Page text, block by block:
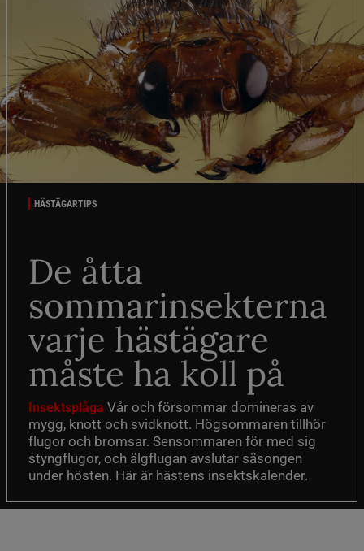
HÄSTÄGARTIPS
De åtta
sommarinsekterna
varje hästägare
måste ha koll på
Insektsplåga Vår och försommar domineras av
mygg, knott och svidknott. Högsommaren tillhör
flugor och bromsar. Sensommaren för med sig
styngflugor, och älgflugan avslutar säsongen
under hösten. Här är hästens insektskalender.